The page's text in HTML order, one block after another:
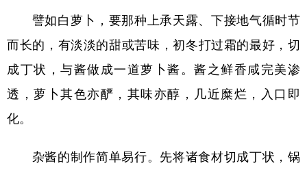
Deutsch Português
譬如白萝卜，要那种上承天露、下接地气循时节
而长的，有淡淡的甜或苦味，初冬打过霜的最好，切
成丁状，与酱做成一道萝卜酱。酱之鲜香咸完美渗
透，萝卜其色亦酽，其味亦醇，几近糜烂，入口即
化。
杂酱的制作简单易行。先将诸食材切成丁状，锅